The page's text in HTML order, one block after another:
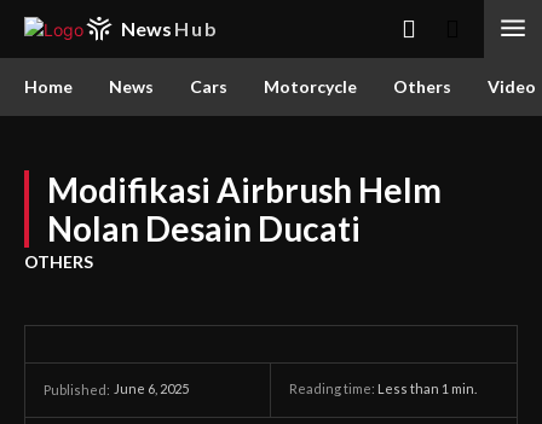
News Hub
Home News Cars Motorcycle Others Video
Modifikasi Airbrush Helm
Nolan Desain Ducati
OTHERS
Published: June 6, 2025 Reading time: Less than 1 min.